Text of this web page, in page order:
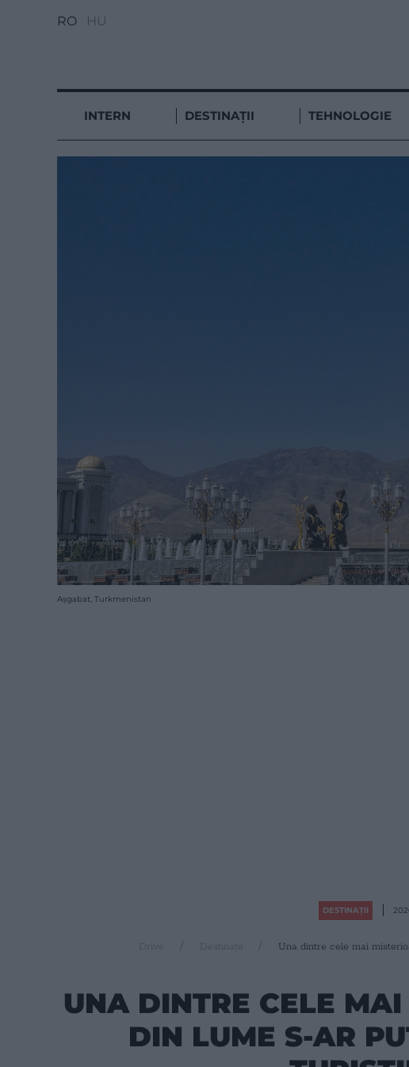
RO HU
INTERN DESTINAȚII TEHNOLOGIE
Așgabat, Turkmenistan
DESTINAȚII
Drive Una dintre cele mai
UNA DINTRE CELE
DIN LUME S-AR